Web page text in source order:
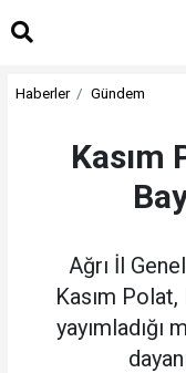
Haberler Gündem
Kasım
Ağrı İl
Kasım Polat,
yayımladığı